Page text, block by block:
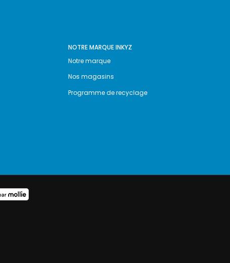
NOTRE MARQUE INKYZ
Notre marque
Nos magasins
Programme de recyclage